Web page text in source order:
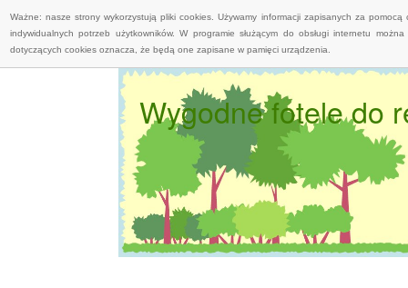
Ważne: nasze strony wykorzystują pliki cookies. Używamy informacji zapisanych za
indywidualnych potrzeb użytkowników. W programie służącym do obsługi internetu
dotyczących cookies oznacza, że będą one zapisane w pamięci urządzenia.
Wygodne fotele do